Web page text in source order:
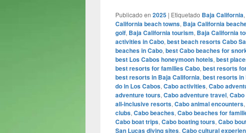
Publicado en 2025 | Etiquetado Baja California,
California beach towns, Baja California
golf, Baja California tourism, Baja California
activities in Cabo, best beach resorts Cabo
beaches in Cabo, best Cabo beaches for
best Los Cabos honeymoon hotels, best
best resorts for families Cabo, best resorts
best resorts in Baja California, best resorts in
do in Los Cabos, Cabo activities, Cabo
adventure tours, Cabo adventure travel,
all-inclusive resorts, Cabo animal encounters,
clubs, Cabo beaches, Cabo beaches for
Cabo boat trips, Cabo boating tours, Cabo
San Lucas diving sites, Cabo cultural